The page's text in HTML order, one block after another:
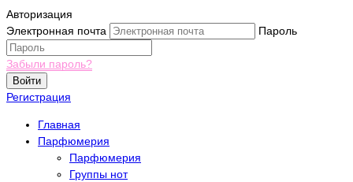
Авторизация
Электронная почта
Пароль
Забыли пароль?
Войти
Регистрация
Главная
Парфюмерия
Парфюмерия
Группы нот